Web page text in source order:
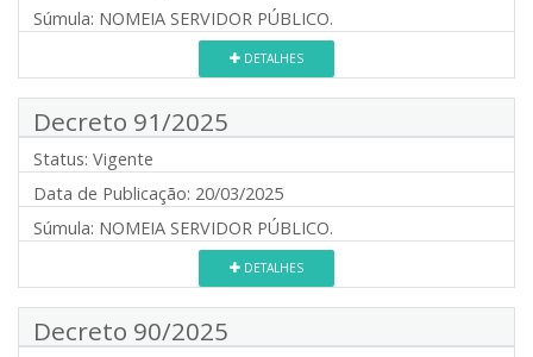
Súmula: NOMEIA SERVIDOR PÚBLICO.
DETALHES
Decreto 91/2025
Status: Vigente
Data de Publicação: 20/03/2025
Súmula: NOMEIA SERVIDOR PÚBLICO.
DETALHES
Decreto 90/2025